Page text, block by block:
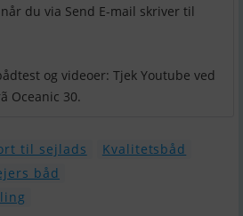
du via Send E-mail skriver til
og videoer: Tjek Youtube ved
Oceanic 30.
til sejlads
Kvalitetsbåd
båd